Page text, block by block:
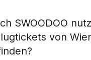
SWOODOO
von